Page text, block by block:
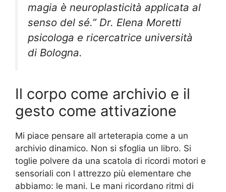
magia è neuroplasticità applicata al
senso del sé.” Dr. Elena Moretti
psicologa e ricercatrice università
di Bologna.
Il corpo come archivio e il
gesto come attivazione
Mi piace pensare all arteterapia come a un
archivio dinamico. Non si sfoglia un libro. Si
toglie polvere da una scatola di ricordi motori e
sensoriali con l attrezzo più elementare che
abbiamo: le mani. Le mani ricordano ritmi di